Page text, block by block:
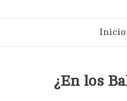
Inicio
¿En los